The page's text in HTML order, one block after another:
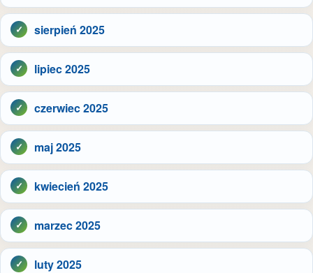
sierpień 2025
lipiec 2025
czerwiec 2025
maj 2025
kwiecień 2025
marzec 2025
luty 2025